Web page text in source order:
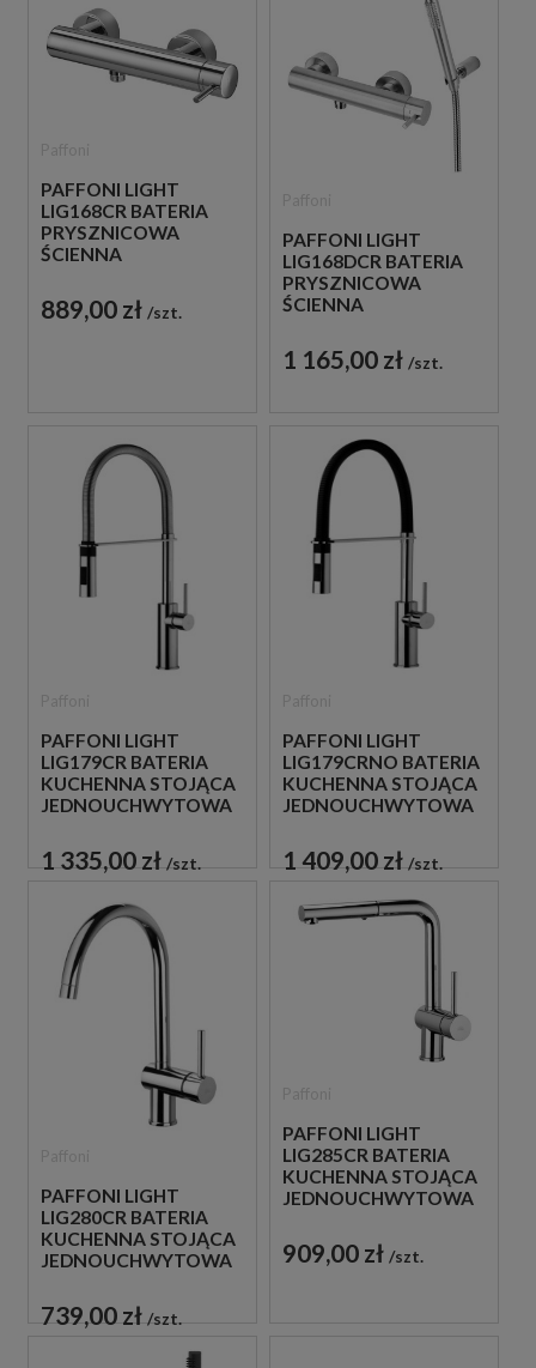
PAFFONI LIGHT
LIG168CR BATERIA
PRYSZNICOWA
ŚCIENNA
CHROM
889,00 zł szt.
PAFFONI LIGHT
LIG168DCR BATERIA
PRYSZNICOWA
ŚCIENNA
CHROM
1 165,00 zł szt.
PAFFONI LIGHT
LIG179CR BATERIA
KUCHENNA STOJĄCA
JEDNOUCHWYTOWA
1 335,00 zł szt.
PAFFONI LIGHT
LIG179CRNO BATERIA
KUCHENNA STOJĄCA
JEDNOUCHWYTOWA
1 409,00 zł szt.
PAFFONI LIGHT
LIG280CR BATERIA
KUCHENNA STOJĄCA
JEDNOUCHWYTOWA
739,00 zł szt.
PAFFONI LIGHT
LIG285CR BATERIA
KUCHENNA STOJĄCA
JEDNOUCHWYTOWA
909,00 zł szt.